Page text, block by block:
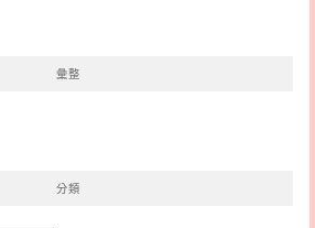
彙整
分類